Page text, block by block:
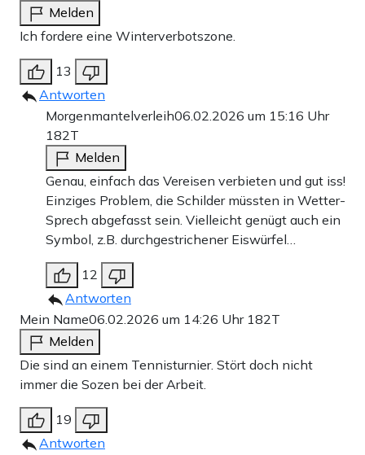
Melden
Ich fordere eine Winterverbotszone.
13
Antworten
Morgenmantelverleih06.02.2026 um 15:16 Uhr
182T
Melden
Genau, einfach das Vereisen verbieten und gut iss!
Einziges Problem, die Schilder müssten in Wetter-
Sprech abgefasst sein. Vielleicht genügt auch ein
Symbol, z.B. durchgestrichener Eiswürfel…
12
Antworten
Mein Name06.02.2026 um 14:26 Uhr 182T
Melden
Die sind an einem Tennisturnier. Stört doch nicht
immer die Sozen bei der Arbeit.
19
Antworten